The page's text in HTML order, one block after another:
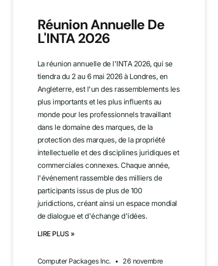
Réunion Annuelle De
L'INTA 2026
La réunion annuelle de l'INTA 2026, qui se
tiendra du 2 au 6 mai 2026 à Londres, en
Angleterre, est l'un des rassemblements les
plus importants et les plus influents au
monde pour les professionnels travaillant
dans le domaine des marques, de la
protection des marques, de la propriété
intellectuelle et des disciplines juridiques et
commerciales connexes. Chaque année,
l'événement rassemble des milliers de
participants issus de plus de 100
juridictions, créant ainsi un espace mondial
de dialogue et d'échange d'idées.
LIRE PLUS »
Computer Packages Inc.
26 novembre